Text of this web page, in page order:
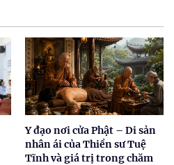
Y đạo nơi cửa Phật – Di sản
nhân ái của Thiền sư Tuệ
Tĩnh và giá trị trong chăm